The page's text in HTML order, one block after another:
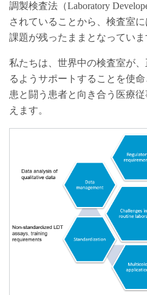
調製検査法（Laboratory
されていることから、検査室
課題が残ったままとなっていま
私たちは、世界中の検査室が
るようサポートすることを使
患と闘う患者と向き合う医療
えます。